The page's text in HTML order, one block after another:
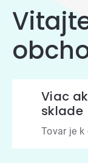
Viac
sklade
Tovar je